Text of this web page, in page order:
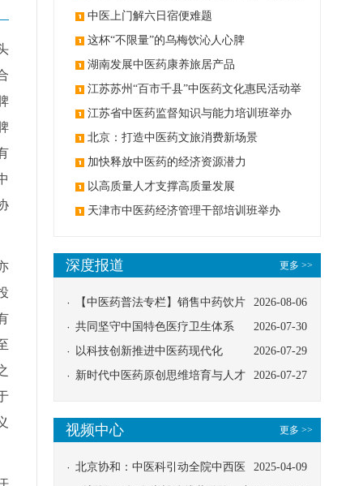
展 中医上门解六日宿便难题
这杯“不限量”的乌梅饮沁人心脾
湖南发展中医药康养旅居产品
江苏苏州“百市千县”中医药文化惠民活动举
办 江苏省中医药监督知识与能力培训班举办
北京：打造中医药文旅消费新场景
加快释放中医药的经济资源潜力
以高质量人才支撑高质量发展
天津市中医药经济管理干部培训班举办
更多 >>
深度报道
2026-08-06
【中医药普法专栏】销售中药饮片
应告知煎服方法及注意事项
2026-07-30
共同坚守中国特色医疗卫生体系
2026-07-29
以科技创新推进中医药现代化
2026-07-27
新时代中医药原创思维培育与人才
更多 >>
视频中心
2025-04-09
北京协和：中医科引动全院中西医